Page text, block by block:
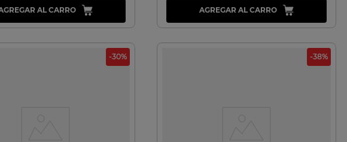
AL CARRO AGREGAR AL CARRO
-30% -38%